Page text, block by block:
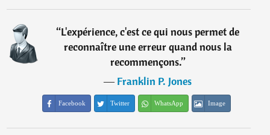
“L'expérience, c'est ce qui nous permet de
reconnaître une erreur quand nous la
recommençons.”
―Franklin P. Jones
Facebook Twitter WhatsApp Image